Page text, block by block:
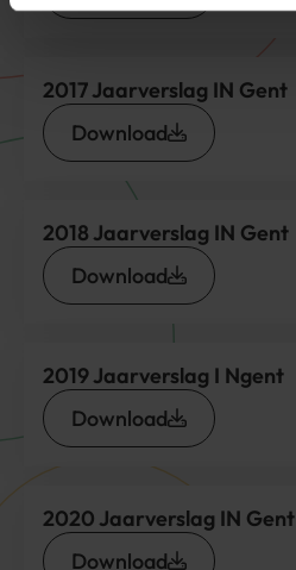
2017 Jaarverslag IN Gent
Download
2018 Jaarverslag IN Gent
Download
2019 Jaarverslag I Ngent
Download
2020 Jaarverslag IN Gent
Download